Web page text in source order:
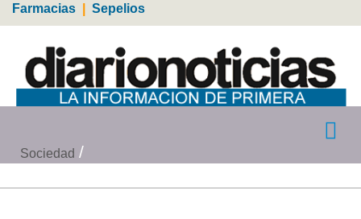
Farmacias Sepelios
Sociedad